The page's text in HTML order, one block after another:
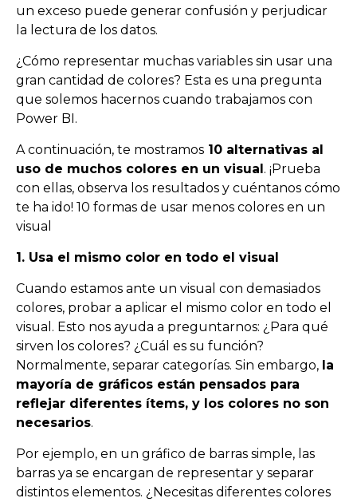
un exceso puede generar confusión y perjudicar
la lectura de los datos.
¿Cómo representar muchas variables sin usar una
gran cantidad de colores? Esta es una pregunta
que solemos hacernos cuando trabajamos con
Power BI.
A continuación, te mostramos 10 alternativas al
uso de muchos colores en un visual. ¡Prueba
con ellas, observa los resultados y cuéntanos cómo
te ha ido! 10 formas de usar menos colores en un
visual
1. Usa el mismo color en todo el visual
Cuando estamos ante un visual con demasiados
colores, probar a aplicar el mismo color en todo el
visual. Esto nos ayuda a preguntarnos: ¿Para qué
sirven los colores? ¿Cuál es su función?
Normalmente, separar categorías. Sin embargo, la
mayoría de gráficos están pensados para
reflejar diferentes ítems, y los colores no son
necesarios.
Por ejemplo, en un gráfico de barras simple, las
barras ya se encargan de representar y separar
distintos elementos. ¿Necesitas diferentes colores